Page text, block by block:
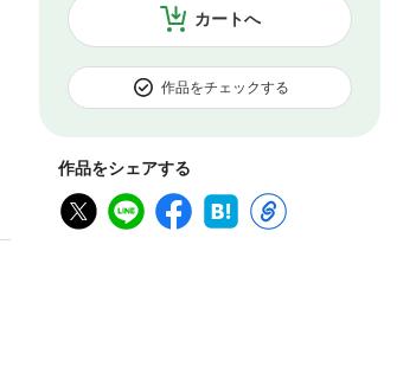
カートへ
作品をチェックする
作品をシェアする